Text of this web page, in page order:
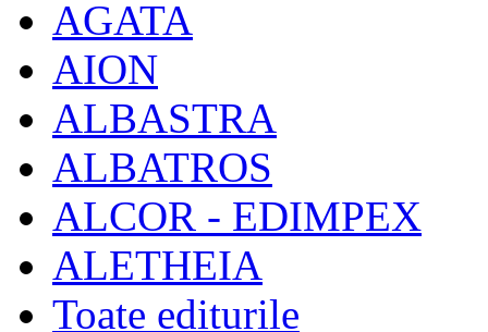
AGATA
AION
ALBASTRA
ALBATROS
ALCOR - EDIMPEX
ALETHEIA
Toate editurile